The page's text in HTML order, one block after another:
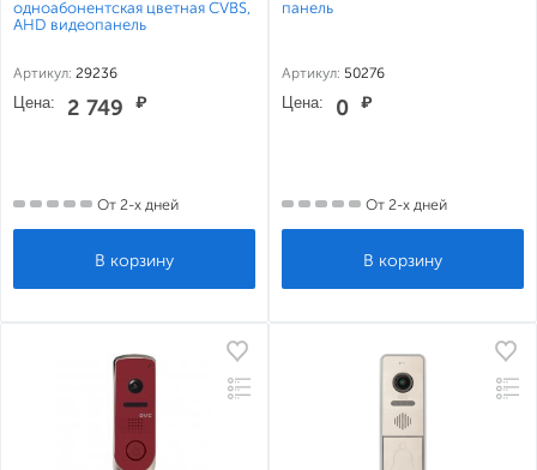
одноабонентская цветная CVBS,
AHD видеопанель
Артикул: 29236
Цена: 2 749 ₽
От 2-х дней
панель
Артикул: 50276
Цена: 0 ₽
От 2-х дней